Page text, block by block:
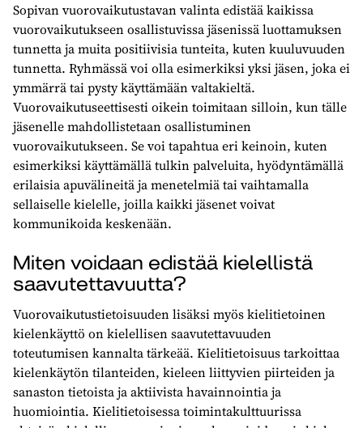
Sopivan vuorovaikutustavan valinta edistää kaikissa
vuorovaikutukseen osallistuvissa jäsenissä luottamuksen
tunnetta ja muita positiivisia tunteita, kuten kuuluvuuden
tunnetta. Ryhmässä voi olla esimerkiksi yksi jäsen, joka ei
ymmärrä tai pysty käyttämään valtakieltä.
Vuorovaikutuseettisesti oikein toimitaan silloin, kun tälle
jäsenelle mahdollistetaan osallistuminen
vuorovaikutukseen. Se voi tapahtua eri keinoin, kuten
esimerkiksi käyttämällä tulkin palveluita, hyödyntämällä
erilaisia apuvälineitä ja menetelmiä tai vaihtamalla
sellaiselle kielelle, joilla kaikki jäsenet voivat
kommunikoida keskenään.
Miten voidaan edistää kielellistä
saavutettavuutta?
Vuorovaikutustietoisuuden lisäksi myös kielitietoinen
kielenkäyttö on kielellisen saavutettavuuden
toteutumisen kannalta tärkeää. Kielitietoisuus tarkoittaa
kielenkäytön tilanteiden, kieleen liittyvien piirteiden ja
sanaston tietoista ja aktiivista havainnointia ja
huomiointia. Kielitietoisessa toimintakulttuurissa